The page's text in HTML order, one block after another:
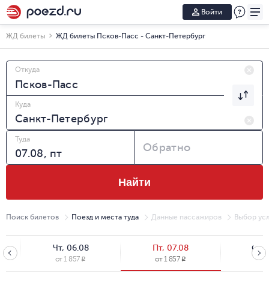
Войти
ЖД билеты ЖД билеты Псков-Пасс - Санкт-Петербург
Откуда
Куда
Туда
Обратно
Найти
Поиск билетов Поезд и места туда Данные пассажиров Выбор
Чт, 06.08
от1 857 R
Пт, 07.08
от1 857 R
Сб,
от1